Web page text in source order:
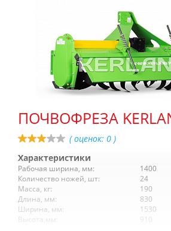
ПОЧВОФРЕЗА
( оценок: 0 )
Характеристики
Рабочая ширина, мм:
1400
Количество ножей, шт:
24
Масса, кг:
190
Длина, мм:
830
Ширина, мм:
1530
Высота,мм:
910